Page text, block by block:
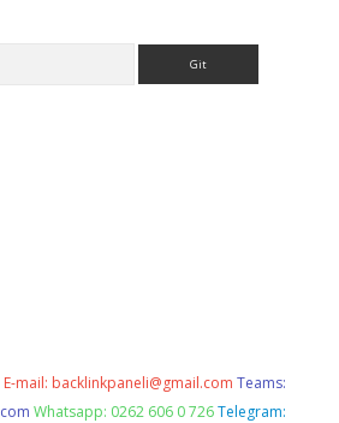
E-mail: backlinkpaneli@gmail.com Teams:
Whatsapp: 0262 606 0 726 Telegram: